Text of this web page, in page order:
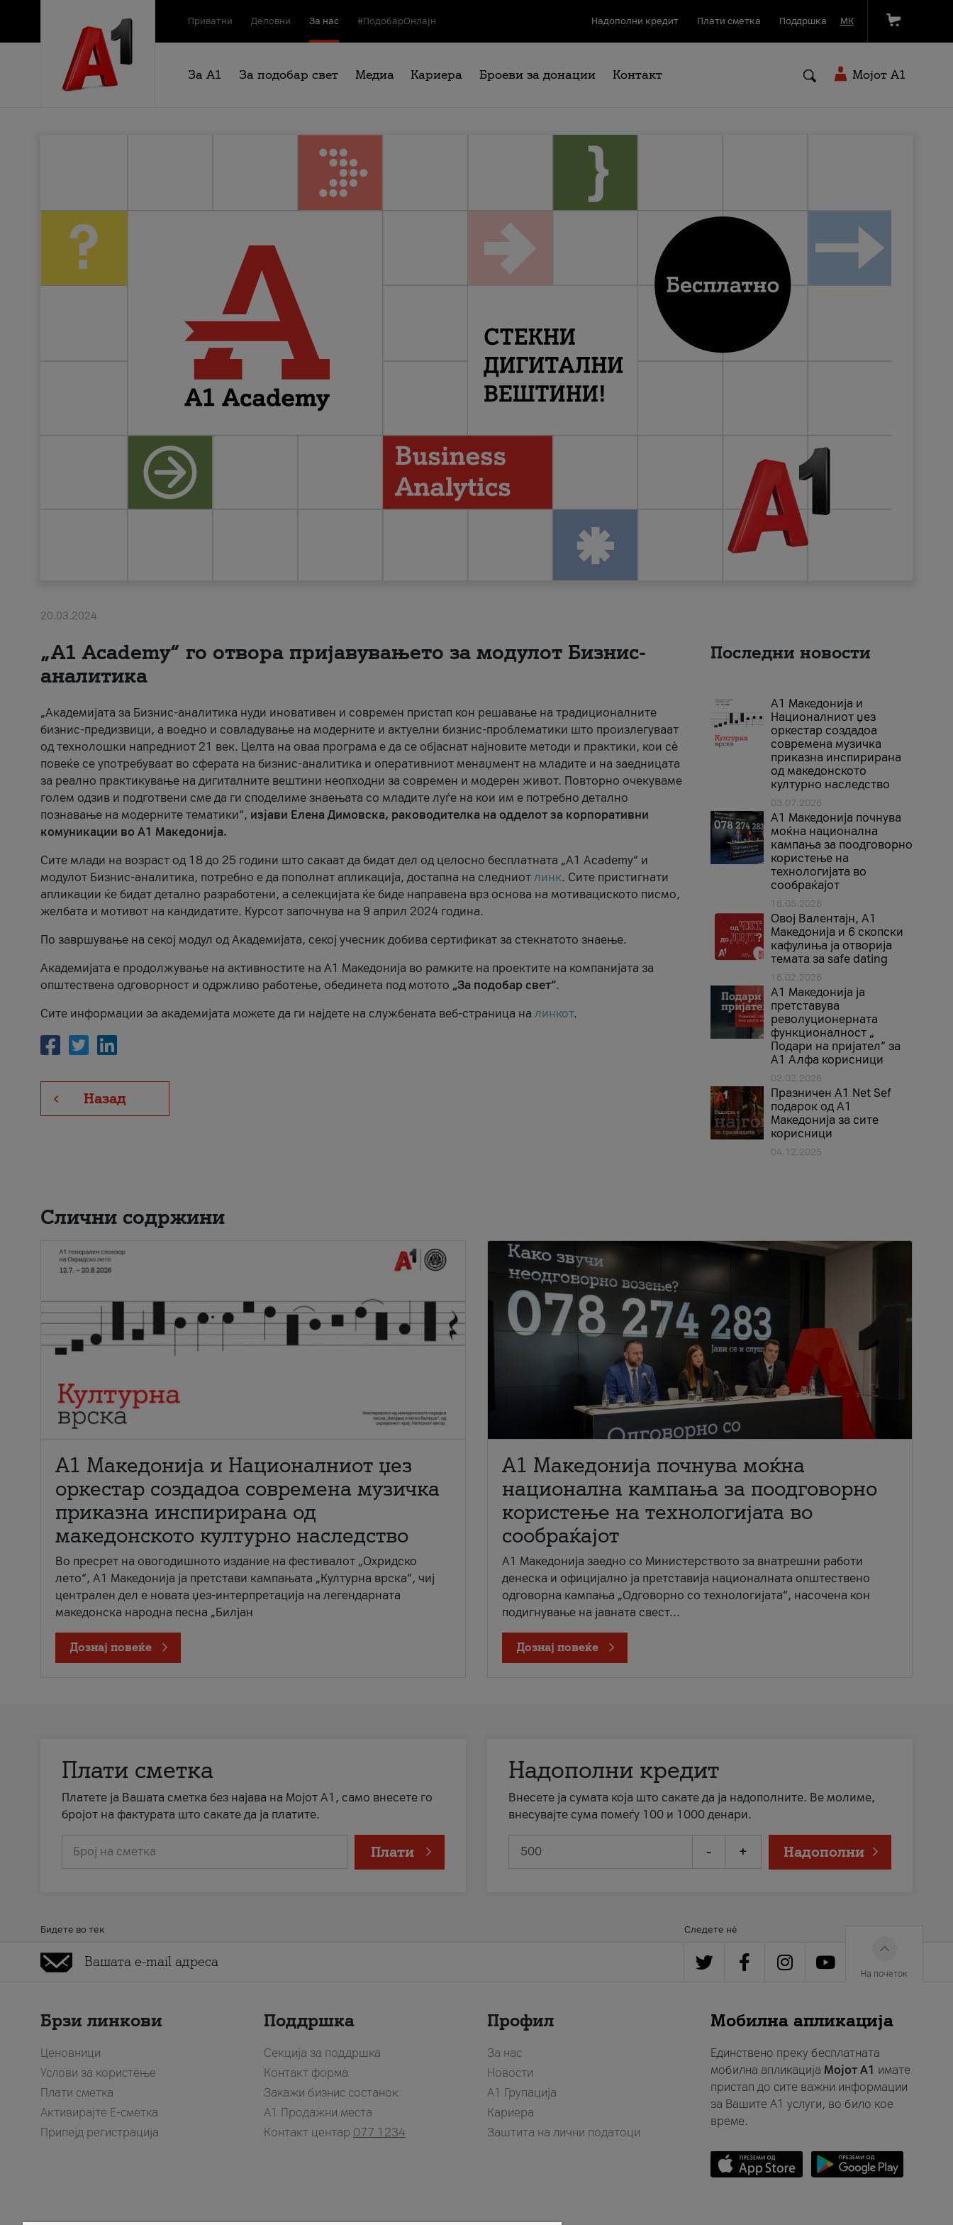
Приватни Деловни За нас #ПодобарОнлајн Надополни кредит Плати сметка Поддршка МК
За А1 За подобар свет Медиа Кариера Броеви за донации Контакт Мојот A1
20.03.2024
„A1 Academy“ го отвора пријавувањето за модулот Бизнис-
аналитика
„Академијата за Бизнис-аналитика нуди иновативен и современ пристап кон решавање на традиционалните
бизнис-предизвици, а воедно и совладување на модерните и актуелни бизнис-проблематики што произлегуваат
од технолошки напредниот 21 век. Целта на оваа програма е да се објаснат најновите методи и практики, кои сè
повеќе се употребуваат во сферата на бизнис-аналитика и оперативниот менаџмент на младите и на заедницата
за реално практикување на дигиталните вештини неопходни за современ и модерен живот. Повторно очекуваме
голем одзив и подготвени сме да ги споделиме знаењата со младите луѓе на кои им е потребно детално
познавање на модерните тематики“, изјави Елена Димовска, раководителка на одделот за корпоративни
комуникации во А1 Македонија.
Сите млади на возраст од 18 до 25 години што сакаат да бидат дел од целосно бесплатната „A1 Academy“ и
модулот Бизнис-аналитика, потребно е да пополнат апликација, достапна на следниот линк. Сите пристигнати
апликации ќе бидат детално разработени, а селекцијата ќе биде направена врз основа на мотивациското писмо,
желбата и мотивот на кандидатите. Курсот започнува на 9 април 2024 година.
По завршување на секој модул од Академијата, секој учесник добива сертификат за стекнатото знаење.
Академијата е продолжување на активностите на А1 Македонија во рамките на проектите на компанијата за
општествена одговорност и одржливо работење, обединета под мотото „За подобар свет“.
Сите информации за академијата можете да ги најдете на службената веб-страница на линкот.
Назад
Последни новости
А1 Македонија и
Националниот џез
оркестар создадоа
современа музичка
приказна инспирирана
од македонското
културно наследство
03.07.2026
A1 Македонија почнува
моќна национална
кампања за поодговорно
користење на
технологијата во
сообраќајот
18.05.2026
Овој Валентајн, A1
Македонија и 6 скопски
кафулиња ја отворија
темата за safe dating
16.02.2026
А1 Македонија ја
претставува
револуционерната
функционалност „
Подари на пријател“ за
А1 Алфа корисници
02.02.2026
Празничен A1 Net Sеf
подарок од А1
Македонија за сите
корисници
04.12.2025
Слични содржини
А1 Македонија и Националниот џез
оркестар создадоа современа музичка
приказна инспирирана од
македонското културно наследство
Во пресрет на овогодишното издание на фестивалот „Охридско
лето“, А1 Македонија ја претстави кампањата „Културна врска“, чиј
централен дел е новата џез-интерпретација на легендарната
македонска народна песна „Билјан
Дознај повеќе
A1 Македонија почнува моќна
национална кампања за поодговорно
користење на технологијата во
сообраќајот
A1 Македонија заедно со Министерството за внатрешни работи
денеска и официјално ја претставија националната општествено
одговорна кампања „Одговорно со технологијата“, насочена кон
подигнување на јавната свест...
Дознај повеќе
Плати сметка
Платете ја Вашата сметка без најава на Мојот А1, само внесете го
бројот на фактурата што сакате да ја платите.
Број на сметка Плати
Надополни кредит
Внесете ја сумата која што сакате да ја надополните. Ве молиме,
внесувајте сума помеѓу 100 и 1000 денари.
- + Надополни
Бидете во тек Следете нè
На почеток
Брзи линкови
Ценовници
Услови за користење
Плати сметка
Активирајте Е-сметка
Припејд регистрација
Поддршка
Секција за поддршка
Контакт форма
Закажи бизнис состанок
A1 Продажни места
Контакт центар 077 1234
Профил
За нас
Новости
А1 Групација
Кариера
Заштита на лични податоци
Мобилна апликација
Единствено преку бесплатната
мобилна апликација Мојот A1 имате
пристап до сите важни информации
за Вашите A1 услуги, во било кое
време.